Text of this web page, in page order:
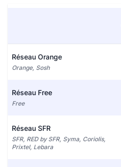
Réseau Orange
Orange, Sosh
Réseau Free
Free
Réseau SFR
SFR, RED by SFR, Syma, Coriolis,
Prixtel, Lebara